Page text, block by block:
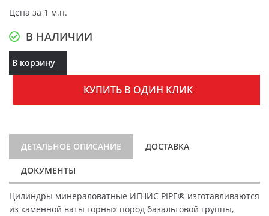
Цена за 1 м.п.
В НАЛИЧИИ
В корзину
КУПИТЬ В ОДИН КЛИК
ДЕТАЛЬНОЕ ОПИСАНИЕ ДОСТАВКА
ДОКУМЕНТЫ
Цилиндры минераловатные ИГНИС PIPE® изготавливаются
из каменной ваты горных пород базальтовой группы,